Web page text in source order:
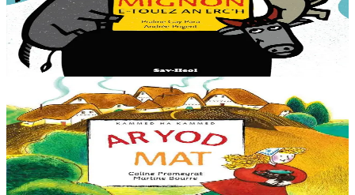
Setu ar yar fri-ouzh-fri gant ar c’hazh : "Petra emaout oc’h ober er-
maez gant an amzer yen-mañ ?" eme ar c’hazh. "Deus ganin," eme
ar yar. "Ma ne deuez ket, eo...
Er stok6,00 €
3 bloaz hag ouzhpenn
Sav-heol
Ar yod mat
Ha Lena da lakaat ar gaoter war ar fornigell ha da lavarout ar gerioù
he devoa desket digant ar vaouez kozh. — Podig, podig, mar plij
ganit, gra din-me yod da...